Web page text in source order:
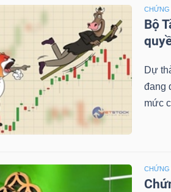
CHỨNG
Bộ
Dự
đang
mức
CHỨNG